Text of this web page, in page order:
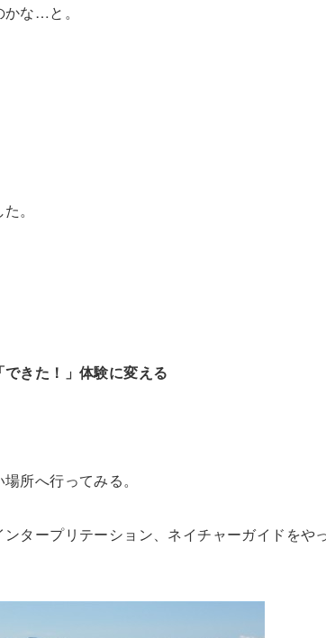
な…と。
。
きた！」体験に変える
所へ行ってみる。
タープリテーション、ネイチャーガイドをや